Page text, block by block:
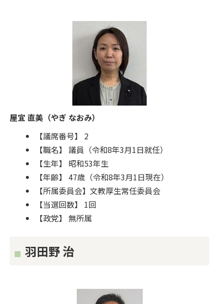
屋宜 直美（やぎ なおみ）
【議席番号】 2
【職名】 議員（令和8年3月1日就任）
【生年】 昭和53年生
【年齢】 47歳（令和8年3月1日現在）
【所属委員会】文教厚生常任委員会
【当選回数】 1回
【政党】 無所属
羽田野 治